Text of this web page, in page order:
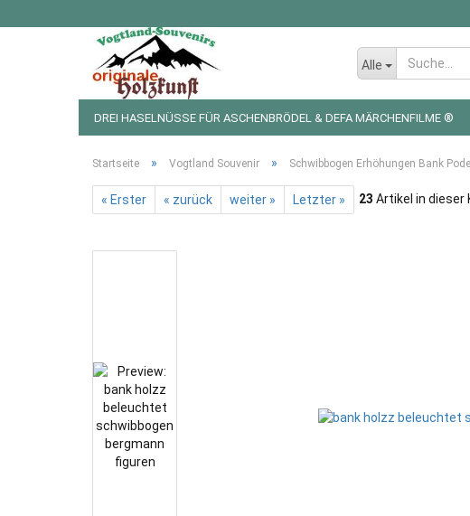
Alle
DREI HASELNÜSSE FÜR ASCHENBRÖDEL & DEFA MÄRCHENFILME ®
Startseite » Vogtland Souvenir » Schwibbogen Erhöhungen Bank
« Erster « zurück weiter » Letzter » 23 Artikel in dieser